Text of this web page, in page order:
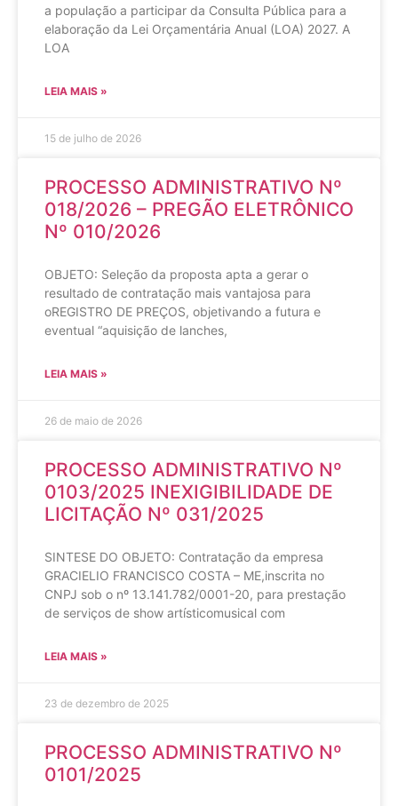
a população a participar da Consulta Pública para a
elaboração da Lei Orçamentária Anual (LOA) 2027. A
LOA
LEIA MAIS »
15 de julho de 2026
PROCESSO ADMINISTRATIVO Nº
018/2026 – PREGÃO ELETRÔNICO
Nº 010/2026
OBJETO: Seleção da proposta apta a gerar o
resultado de contratação mais vantajosa para
oREGISTRO DE PREÇOS, objetivando a futura e
eventual “aquisição de lanches,
LEIA MAIS »
26 de maio de 2026
PROCESSO ADMINISTRATIVO Nº
0103/2025 INEXIGIBILIDADE DE
LICITAÇÃO Nº 031/2025
SINTESE DO OBJETO: Contratação da empresa
GRACIELIO FRANCISCO COSTA – ME,inscrita no
CNPJ sob o nº 13.141.782/0001-20, para prestação
de serviços de show artísticomusical com
LEIA MAIS »
23 de dezembro de 2025
PROCESSO ADMINISTRATIVO Nº
0101/2025